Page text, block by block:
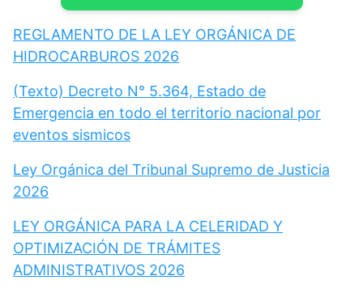
REGLAMENTO DE LA LEY ORGÁNICA DE
HIDROCARBUROS 2026
(Texto) Decreto N° 5.364, Estado de
Emergencia en todo el territorio nacional por
eventos sismicos
Ley Orgánica del Tribunal Supremo de Justicia
2026
LEY ORGÁNICA PARA LA CELERIDAD Y
OPTIMIZACIÓN DE TRÁMITES
ADMINISTRATIVOS 2026